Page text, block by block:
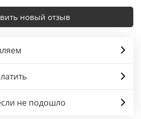
новый отзыв
не подошло